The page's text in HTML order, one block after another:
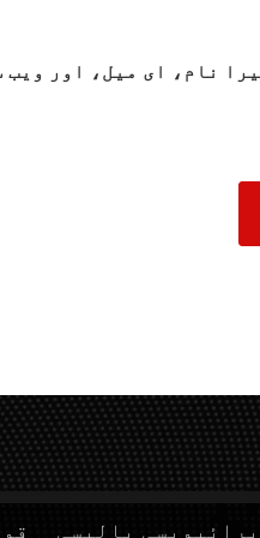
نام، ای میل، اور
پرائیویسی پالیسی